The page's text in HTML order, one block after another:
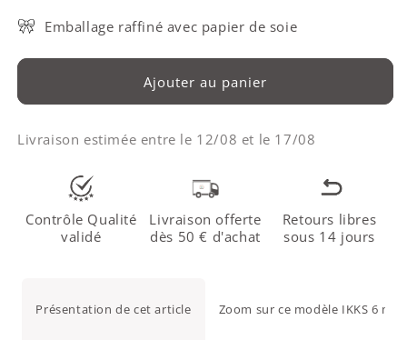
Emballage raffiné avec papier de soie
Ajouter au panier
Livraison estimée entre le 12/08 et le 17/08
Contrôle Qualité
validé
Livraison offerte
dès 50 € d'achat
Retours libres
sous 14 jours
Présentation de cet article Zoom sur ce modèle IKKS 6